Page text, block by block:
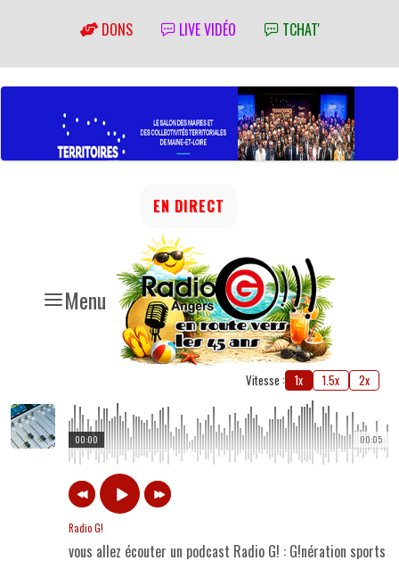
DONS LIVE VIDÉO TCHAT'
Menu
EN DIRECT
Vitesse : 1x 1.5x 2x
00:05
00:00
Radio G!
vous allez écouter un podcast Radio G! : G!nération sports